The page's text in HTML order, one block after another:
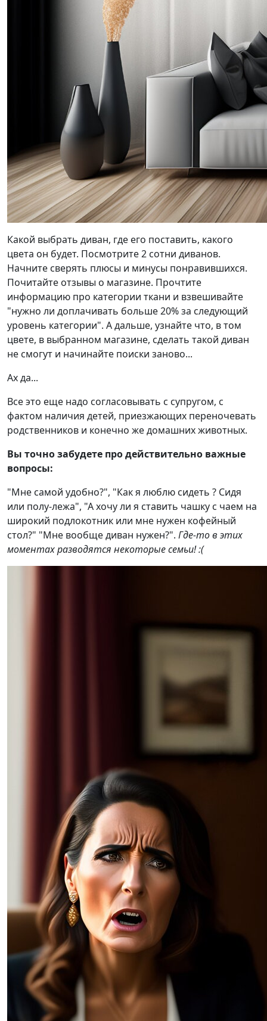
Какой выбрать диван, где его поставить, какого
цвета он будет. Посмотрите 2 сотни диванов.
Начните сверять плюсы и минусы понравившихся.
Почитайте отзывы о магазине. Прочтите
информацию про категории ткани и взвешивайте
"нужно ли доплачивать больше 20% за следующий
уровень категории". А дальше, узнайте что, в том
цвете, в выбранном магазине, сделать такой диван
не смогут и начинайте поиски заново...
Ах да...
Все это еще надо согласовывать с супругом, с
фактом наличия детей, приезжающих переночевать
родственников и конечно же домашних животных.
Вы точно забудете про действительно важные
вопросы:
"Мне самой удобно?", "Как я люблю сидеть ? Сидя
или полу-лежа", "А хочу ли я ставить чашку с чаем на
широкий подлокотник или мне нужен кофейный
стол?" "Мне вообще диван нужен?". Где-то в этих
моментах разводятся некоторые семьи! :(